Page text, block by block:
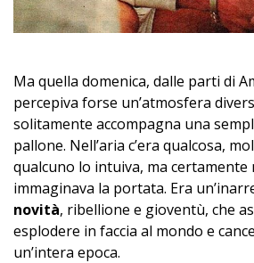
Ma quella domenica, dalle parti di
percepiva forse un’atmosfera
solitamente accompagna una
pallone. Nell’aria c’era qualcosa,
qualcuno lo intuiva, ma certamente
immaginava la portata. Era
novità, ribellione e gioventù, che
esplodere in faccia al mondo e
un’intera epoca.